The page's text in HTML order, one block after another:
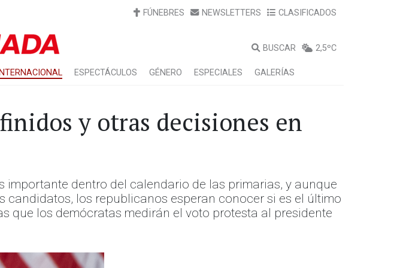
FÚNEBRES NEWSLETTERS CLASIFICADOS
BUSCAR 2,5ºC
INTERNACIONAL ESPECTÁCULOS GÉNERO ESPECIALES GALERÍAS
y otras decisiones en
importante dentro del calendario de las primarias, y aunque
los republicanos esperan conocer si es el último
que los demócratas medirán el voto protesta al presidente